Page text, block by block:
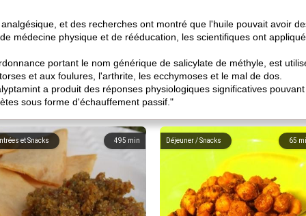
et des recherches ont montré que l'huile pouvait avoir
médecine physique et de rééducation, les scientifiques ont
portant le nom générique de salicylate de méthyle, est
et aux foulures, l'arthrite, les ecchymoses et le mal de dos.
a produit des réponses physiologiques significatives
sous forme d'échauffement passif."
495 min
et Snacks 65
Déjeuner / Snacks